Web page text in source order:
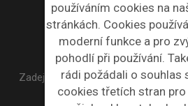
používáním cookies na
stránkách. Cookies
moderní funkce a pro
pohodlí při používání.
rádi požádali o souhlas
cookies třetích stran
ODPADNÍ
NEWSLETTER
Zadejte váš email a my Vám
informace, maximálně